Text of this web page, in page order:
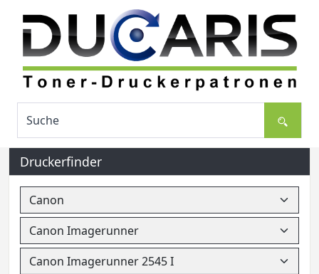
Druckerfinder